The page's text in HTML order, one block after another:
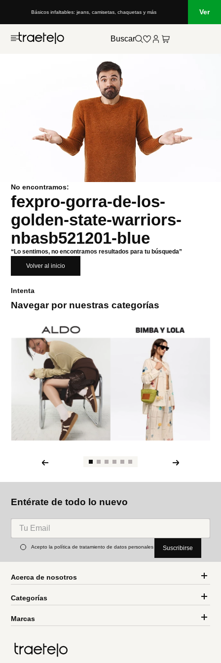
Básicos infaltables: jeans, camisetas, chaquetas y más Ver
Buscar
No encontramos:
fexpro-gorra-de-los-
golden-state-warriors-
nbasb521201-blue
“Lo sentimos, no encontramos resultados para tu búsqueda”
Volver al inicio
Intenta
Navegar por nuestras categorías
Entérate de todo lo nuevo
Acepto la política de tratamiento de datos personales Suscribirse
Acerca de nosotros
Categorías
Marcas